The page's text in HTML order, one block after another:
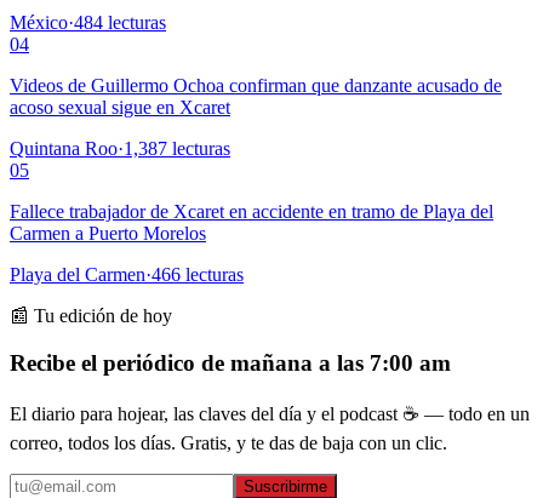
México·484 lecturas
04
Videos de Guillermo Ochoa confirman que danzante acusado de
acoso sexual sigue en Xcaret
Quintana Roo·1,387 lecturas
05
Fallece trabajador de Xcaret en accidente en tramo de Playa del
Carmen a Puerto Morelos
Playa del Carmen·466 lecturas
📰 Tu edición de hoy
Recibe el periódico de mañana a las 7:00 am
El diario para hojear, las claves del día y el podcast ☕ — todo en un
correo, todos los días. Gratis, y te das de baja con un clic.
Suscribirme